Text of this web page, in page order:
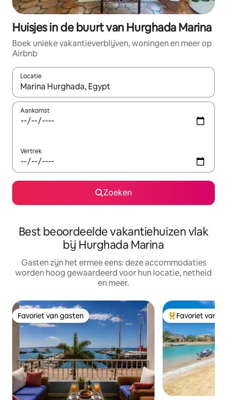
Huisjes in de buurt van Hurghada Marina
Boek unieke vakantieverblijven, woningen en meer op
Airbnb
Locatie
Wanneer er suggesties beschikbaar zijn, maak je een keuze
Aankomst
Vertrek
Zoeken
Best beoordeelde vakantiehuizen vlak
bij Hurghada Marina
Gasten zijn het ermee eens: deze accommodaties
worden hoog gewaardeerd voor hun locatie, netheid
en meer.
Favoriet van gasten
Favoriet van gasten Topfavoriet van
Favoriet van